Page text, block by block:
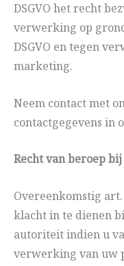
DSGVO het recht
verwerking op
DSGVO en tegen
marketing.
Neem contact met
contactgegevens in
Recht van beroep
Overeenkomstig art.
klacht in te dienen
autoriteit indien u
verwerking van uw